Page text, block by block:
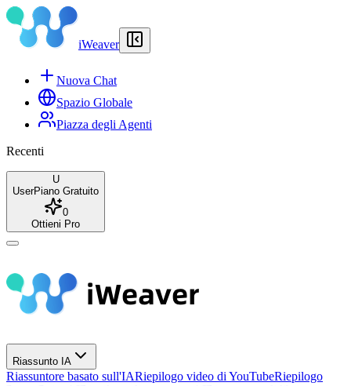
iWeaver
Nuova Chat
Spazio Globale
Piazza degli Agenti
Recenti
U
UserPiano Gratuito
0
Ottieni Pro
Riassunto IA
Riassuntore basato sull'IARiepilogo video di YouTubeRiepilogo